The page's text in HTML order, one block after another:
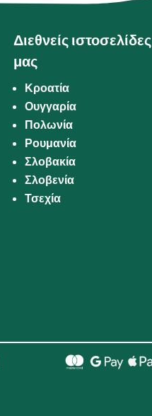
Διεθνείς ιστοσελίδες
μας
Κροατία
Ουγγαρία
Πολωνία
Ρουμανία
Σλοβακία
Σλοβενία
Τσεχία